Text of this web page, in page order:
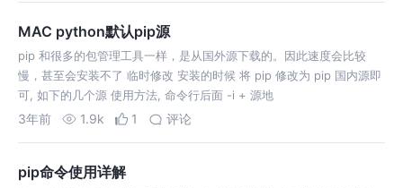
MAC python默认pip源
pip 和很多的包管理工具一样，是从国外源下载的。因此速度会比较
慢，甚至会安装不了 临时修改 安装的时候 将 pip 修改为 pip 国内源即
可, 如下的几个源 使用方法, 命令行后面 -i + 源地
3年前 1.9k 1 评论
pip命令使用详解